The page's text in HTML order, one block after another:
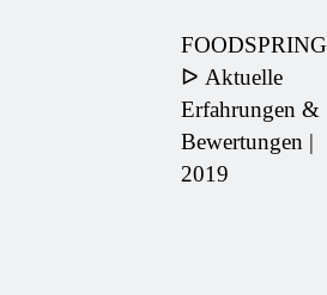
FOODSPRING
ᐅ Aktuelle
Erfahrungen &
Bewertungen |
2019